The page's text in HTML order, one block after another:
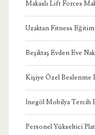
Makaslı Lift Forces
Uzaktan Fitness
Beşiktaş Evden Eve
Kişiye Özel Beslenme
İnegöl Mobilya Tercih
Personel Yükseltici